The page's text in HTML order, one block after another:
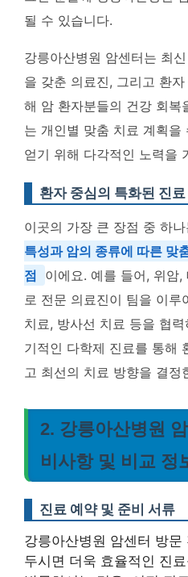
될 수 있습니다.
강릉아산병원 암센터는 최
을 갖춘 의료진, 그리고 환
해 암 환자분들의 건강 회복
는 개인별 맞춤 치료 계획을
얻기 위해 다각적인 노력을
환자 중심의 특화된 진료
이곳의 가장 큰 장점 중 하
특성과 암의 종류에 따른 맞
점
이에요. 예를 들어, 위암
로 전문 의료진이 팀을 이
치료, 방사선 치료 등을 협
기적인 다학제 진료를 통해
고 최선의 치료 방향을 결정
2. 강릉아산병원
비사항 및 비교 정
진료 예약 및 준비 서류
강릉아산병원 암센터 방문
두시면 더욱 효율적인 진